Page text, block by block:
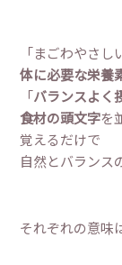
「まごわやさし
体に必要な栄養
「バランスよく
食材の頭文字を
覚えるだけで
自然とバランス
それぞれの意味